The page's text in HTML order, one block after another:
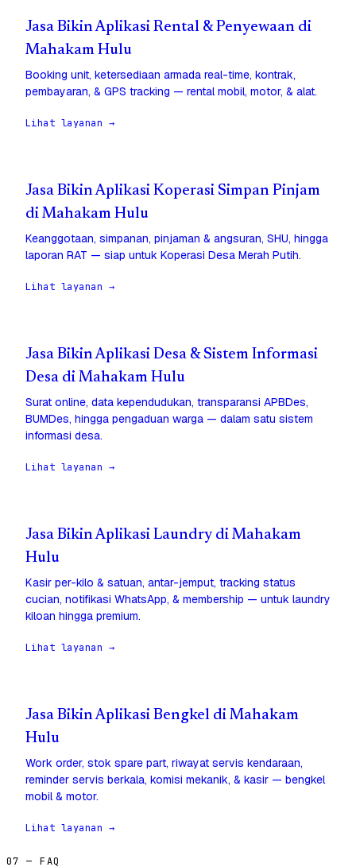
Jasa Bikin Aplikasi Rental & Penyewaan di
Mahakam Hulu
Booking unit, ketersediaan armada real-time, kontrak,
pembayaran, & GPS tracking — rental mobil, motor, & alat.
Lihat layanan →
Jasa Bikin Aplikasi Koperasi Simpan Pinjam
di Mahakam Hulu
Keanggotaan, simpanan, pinjaman & angsuran, SHU, hingga
laporan RAT — siap untuk Koperasi Desa Merah Putih.
Lihat layanan →
Jasa Bikin Aplikasi Desa & Sistem Informasi
Desa di Mahakam Hulu
Surat online, data kependudukan, transparansi APBDes,
BUMDes, hingga pengaduan warga — dalam satu sistem
informasi desa.
Lihat layanan →
Jasa Bikin Aplikasi Laundry di Mahakam
Hulu
Kasir per-kilo & satuan, antar-jemput, tracking status
cucian, notifikasi WhatsApp, & membership — untuk laundry
kiloan hingga premium.
Lihat layanan →
Jasa Bikin Aplikasi Bengkel di Mahakam
Hulu
Work order, stok spare part, riwayat servis kendaraan,
reminder servis berkala, komisi mekanik, & kasir — bengkel
mobil & motor.
Lihat layanan →
07 — FAQ